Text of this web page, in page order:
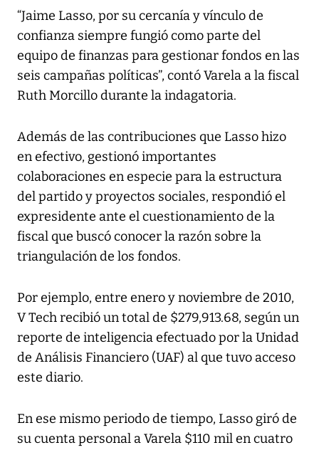
“Jaime Lasso, por su cercanía y vínculo de
confianza siempre fungió como parte del
equipo de finanzas para gestionar fondos en las
seis campañas políticas”, contó Varela a la fiscal
Ruth Morcillo durante la indagatoria.
Además de las contribuciones que Lasso hizo
en efectivo, gestionó importantes
colaboraciones en especie para la estructura
del partido y proyectos sociales, respondió el
expresidente ante el cuestionamiento de la
fiscal que buscó conocer la razón sobre la
triangulación de los fondos.
Por ejemplo, entre enero y noviembre de 2010,
V Tech recibió un total de $279,913.68, según un
reporte de inteligencia efectuado por la Unidad
de Análisis Financiero (UAF) al que tuvo acceso
este diario.
En ese mismo periodo de tiempo, Lasso giró de
su cuenta personal a Varela $110 mil en cuatro